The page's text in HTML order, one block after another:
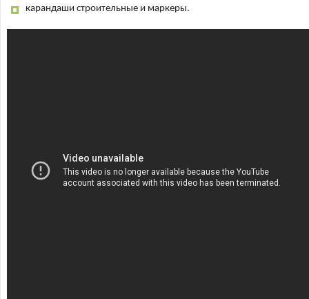
карандаши строительные и маркеры.